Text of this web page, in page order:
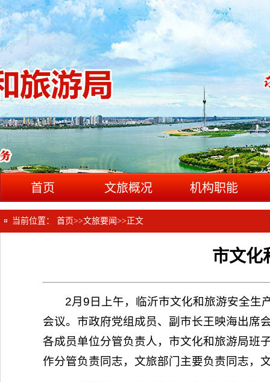
首页 文旅概况 机构职能
当前位置： 首页>>文旅要闻 >> 正文
市文化
2月9日上午，临沂市文化和旅游安全生
会议。市政府党组成员、副市长王映海出席
各成员单位分管负责人，市文化和旅游局班
作分管负责同志，文旅部门主要负责同志，